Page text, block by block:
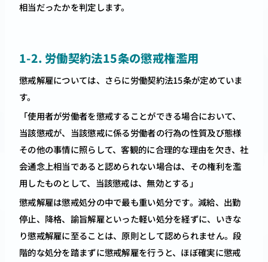
相当だったかを判定します。
1-2. 労働契約法15条の懲戒権濫用
懲戒解雇については、さらに労働契約法15条が定めていま
す。
「使用者が労働者を懲戒することができる場合において、
当該懲戒が、当該懲戒に係る労働者の行為の性質及び態様
その他の事情に照らして、客観的に合理的な理由を欠き、社
会通念上相当であると認められない場合は、その権利を濫
用したものとして、当該懲戒は、無効とする」
懲戒解雇は懲戒処分の中で最も重い処分です。減給、出勤
停止、降格、諭旨解雇といった軽い処分を経ずに、いきな
り懲戒解雇に至ることは、原則として認められません。段
階的な処分を踏まずに懲戒解雇を行うと、ほぼ確実に懲戒